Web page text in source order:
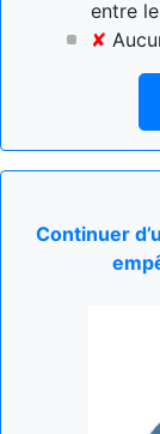
entre
✘
Continuer